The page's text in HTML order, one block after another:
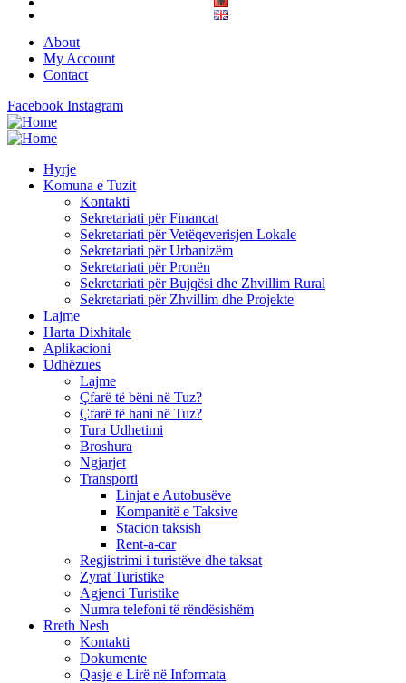
About
My Account
Contact
Facebook Instagram
Hyrje
Komuna e Tuzit
Kontakti
Sekretariati për Financat
Sekretariati për Vetëqeverisjen Lokale
Sekretariati për Urbanizëm
Sekretariati për Pronën
Sekretariati për Bujqësi dhe Zhvillim Rural
Sekretariati për Zhvillim dhe Projekte
Lajme
Harta Dixhitale
Aplikacioni
Udhëzues
Lajme
Çfarë të bëni në Tuz?
Çfarë të hani në Tuz?
Tura Udhetimi
Broshura
Ngjarjet
Transporti
Linjat e Autobusëve
Kompanitë e Taksive
Stacion taksish
Rent-a-car
Regjistrimi i turistëve dhe taksat
Zyrat Turistike
Agjenci Turistike
Numra telefoni të rëndësishëm
Rreth Nesh
Kontakti
Dokumente
Qasje e Lirë në Informata